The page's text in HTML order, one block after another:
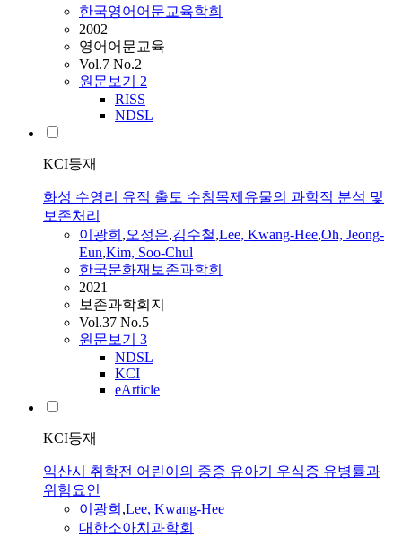
한국영어어문교육학회
2002
영어어문교육
Vol.7 No.2
원문보기 2
RISS
NDSL
KCI등재
화성 수영리 유적 출토 수침목제유물의 과학적 분석 및
보존처리
이광희 ,오정은,김수철,Lee, Kwang-Hee,Oh, Jeong-
Eun,Kim, Soo-Chul
한국문화재보존과학회
2021
보존과학회지
Vol.37 No.5
원문보기 3
NDSL
KCI
eArticle
KCI등재
익산시 취학전 어린이의 중증 유아기 우식증 유병률과
위험요인
이광희 ,Lee, Kwang-Hee
대한소아치과학회